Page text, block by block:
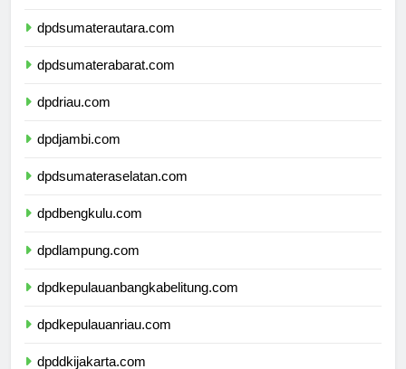
dpdsumaterautara.com
dpdsumaterabarat.com
dpdriau.com
dpdjambi.com
dpdsumateraselatan.com
dpdbengkulu.com
dpdlampung.com
dpdkepulauanbangkabelitung.com
dpdkepulauanriau.com
dpddkijakarta.com